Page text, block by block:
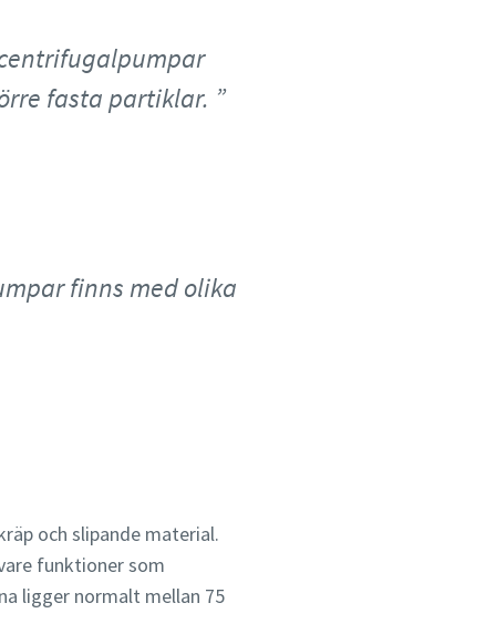
fasta partiklar.
finns med olika
och slipande material.
funktioner som
ligger normalt mellan 75